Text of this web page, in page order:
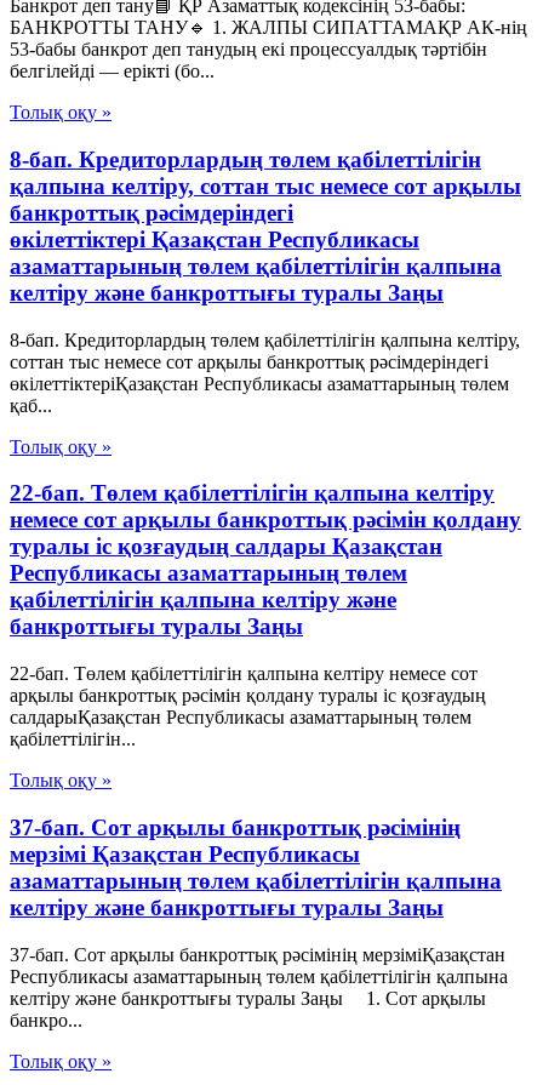
Банкрот деп тану📘 ҚР Азаматтық кодексінің 53-бабы:
БАНКРОТТЫ ТАНУ🔹 1. ЖАЛПЫ СИПАТТАМАҚР АК-нің
53-бабы банкрот деп танудың екі процессуалдық тәртібін
белгілейді — ерікті (бо...
Толық оқу »
8-бап. Кредиторлардың төлем қабілеттілігін
қалпына келтіру, соттан тыс немесе сот арқылы
банкроттық рәсімдеріндегі
өкілеттіктері Қазақстан Республикасы
азаматтарының төлем қабілеттілігін қалпына
келтіру және банкроттығы туралы Заңы
8-бап. Кредиторлардың төлем қабілеттілігін қалпына келтіру,
соттан тыс немесе сот арқылы банкроттық рәсімдеріндегі
өкілеттіктеріҚазақстан Республикасы азаматтарының төлем
қаб...
Толық оқу »
22-бап. Төлем қабілеттілігін қалпына келтіру
немесе сот арқылы банкроттық рәсімін қолдану
туралы іс қозғаудың салдары Қазақстан
Республикасы азаматтарының төлем
қабілеттілігін қалпына келтіру және
банкроттығы туралы Заңы
22-бап. Төлем қабілеттілігін қалпына келтіру немесе сот
арқылы банкроттық рәсімін қолдану туралы іс қозғаудың
салдарыҚазақстан Республикасы азаматтарының төлем
қабілеттілігін...
Толық оқу »
37-бап. Сот арқылы банкроттық рәсімінің
мерзімі Қазақстан Республикасы
азаматтарының төлем қабілеттілігін қалпына
келтіру және банкроттығы туралы Заңы
37-бап. Сот арқылы банкроттық рәсімінің мерзіміҚазақстан
Республикасы азаматтарының төлем қабілеттілігін қалпына
келтіру және банкроттығы туралы Заңы 1. Сот арқылы
банкро...
Толық оқу »